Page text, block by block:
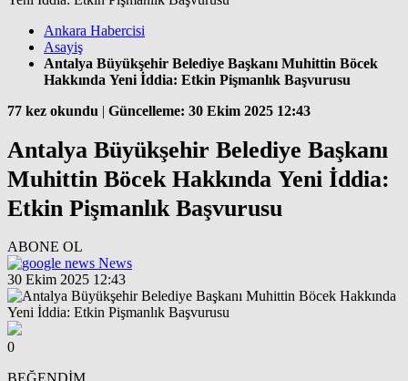
Ankara Habercisi
Asayiş
Antalya Büyükşehir Belediye Başkanı Muhittin Böcek
Hakkında Yeni İddia: Etkin Pişmanlık Başvurusu
77 kez okundu | Güncelleme: 30 Ekim 2025 12:43
Antalya Büyükşehir Belediye Başkanı
Muhittin Böcek Hakkında Yeni İddia:
Etkin Pişmanlık Başvurusu
ABONE OL
News
30 Ekim 2025 12:43
0
BEĞENDİM